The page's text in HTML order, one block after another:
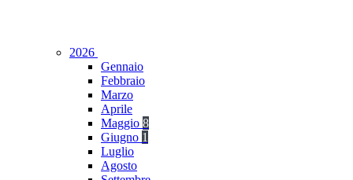
2026
Gennaio
Febbraio
Marzo
Aprile
Maggio 8
Giugno 1
Luglio
Agosto